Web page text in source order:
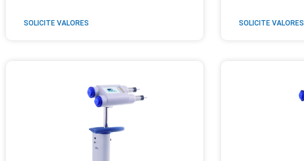
SOLICITE VALORES SOLICITE VALORES